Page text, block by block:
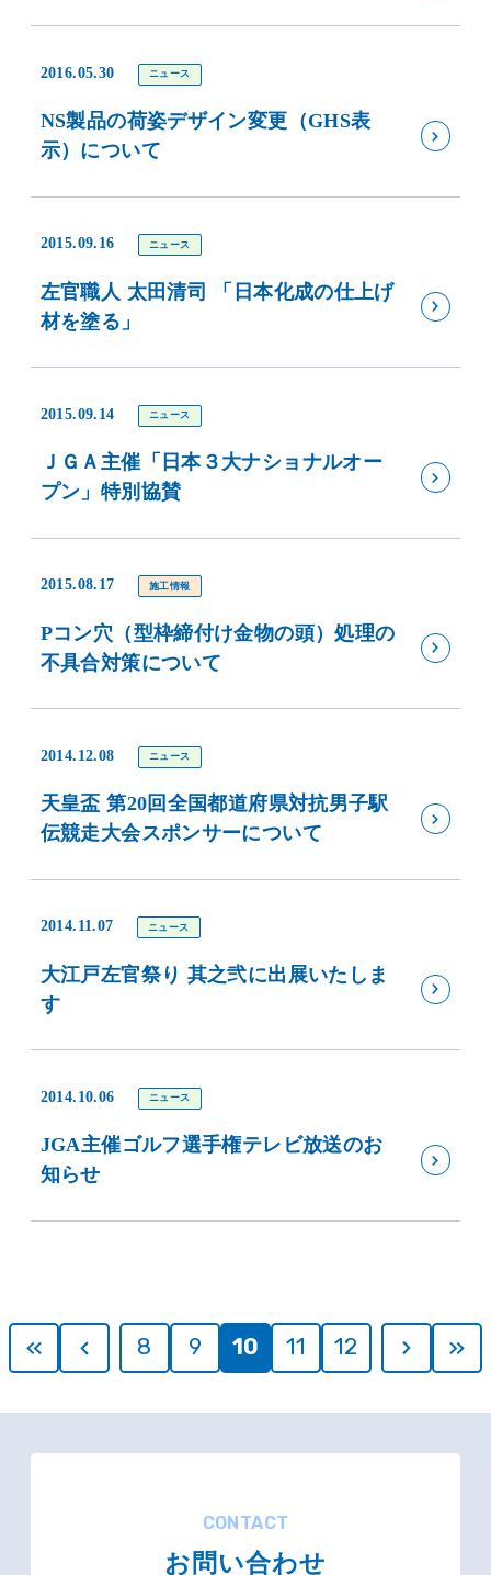
2016.05.30 ニュース
NS製品の荷姿デザイン変更（GHS表
示）について
2015.09.16 ニュース
左官職人 太田清司 「日本化成の仕上げ
材を塗る」
2015.09.14 ニュース
ＪＧＡ主催「日本３大ナショナルオー
プン」特別協賛
2015.08.17 施工情報
Pコン穴（型枠締付け金物の頭）処理の
不具合対策について
2014.12.08 ニュース
天皇盃 第20回全国都道府県対抗男子駅
伝競走大会スポンサーについて
2014.11.07 ニュース
大江戸左官祭り 其之弐に出展いたしま
す
2014.10.06 ニュース
JGA主催ゴルフ選手権テレビ放送のお
知らせ
8 9 10 11 12
CONTACT
お問い合わせ